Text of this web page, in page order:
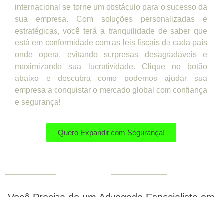
internacional se torne um obstáculo para o sucesso da
sua empresa. Com soluções personalizadas e
estratégicas, você terá a tranquilidade de saber que
está em conformidade com as leis fiscais de cada país
onde opera, evitando surpresas desagradáveis e
maximizando sua lucratividade. Clique no botão
abaixo e descubra como podemos ajudar sua
empresa a conquistar o mercado global com confiança
e segurança!
Quero Expandir com Segurança!